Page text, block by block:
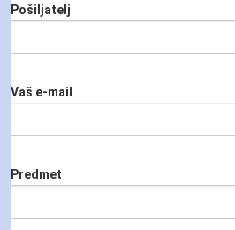
Pošiljatelj
Vaš e-mail
Predmet